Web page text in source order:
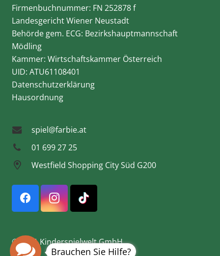
Firmenbuchnummer: FN 252878 f
Landesgericht Wiener Neustadt
Behörde gem. ECG: Bezirkshauptmannschaft
Mödling
Kammer: Wirtschaftskammer Österreich
UID: ATU61108401
Datenschutzerklärung
Hausordnung
spiel@farbie.at
01 699 27 25
Westfield Shopping City Süd G200
© 2021 Kinderspielwelt GmbH
Brauchen Sie Hilfe?